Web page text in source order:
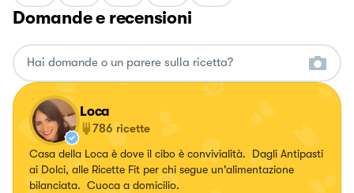
Domande e recensioni
Loca
786 ricette
Casa della Loca è dove il cibo è convivialità. Dagli Antipasti
ai Dolci, alle Ricette Fit per chi segue un'alimentazione
bilanciata. Cuoca a domicilio.